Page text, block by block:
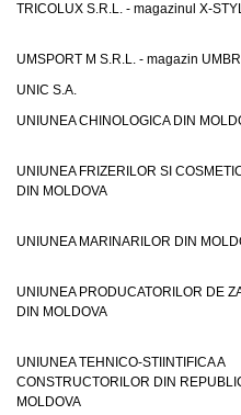
TRICOLUX S.R.L. - magazinul X-
UMSPORT M S.R.L. - magazin
UNIC S.A.
UNIUNEA CHINOLOGICA DIN
UNIUNEA FRIZERILOR SI
DIN MOLDOVA
UNIUNEA MARINARILOR DIN
UNIUNEA PRODUCATORILOR DE
DIN MOLDOVA
UNIUNEA TEHNICO-STIINTIFICA A
CONSTRUCTORILOR DIN
MOLDOVA